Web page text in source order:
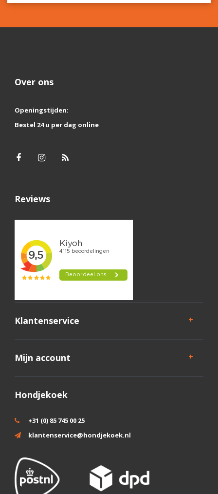
Over ons
Openingstijden:
Bestel 24 u per dag online
Reviews
Klantenservice
Mijn account
Hondjekoek
+31 (0) 85 745 00 25
klantenservice@hondjekoek.nl